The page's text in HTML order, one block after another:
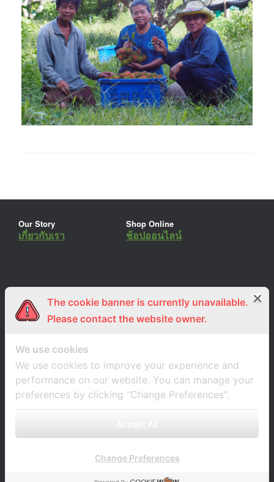
Our Story
เกี่ยวกับเรา
Shop Online
ช้อปออนไลน์
ร่วมงานกับเรา
สมัครงาน
Lemon Farm Cafe
ร้านอาหารอินทรีย์
The cookie banner is currently unavailable.
Please contact the website owner.
We use cookies
We use cookies to improve your experience and
performance on our website. You can manage your
preferences by clicking "Change Preferences".
Change Preferences